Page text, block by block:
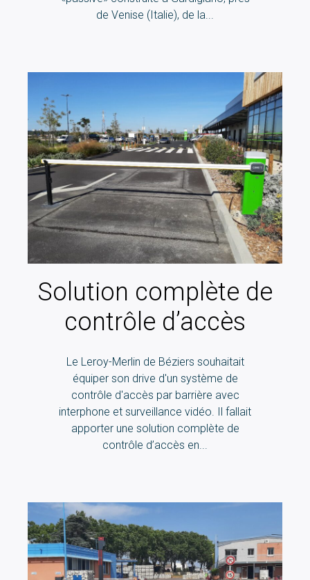
de Venise (Italie), de la...
Solution complète de
contrôle d’accès
Le Leroy-Merlin de Béziers souhaitait
équiper son drive d'un système de
contrôle d'accès par barrière avec
interphone et surveillance vidéo. Il fallait
apporter une solution complète de
contrôle d’accès en...